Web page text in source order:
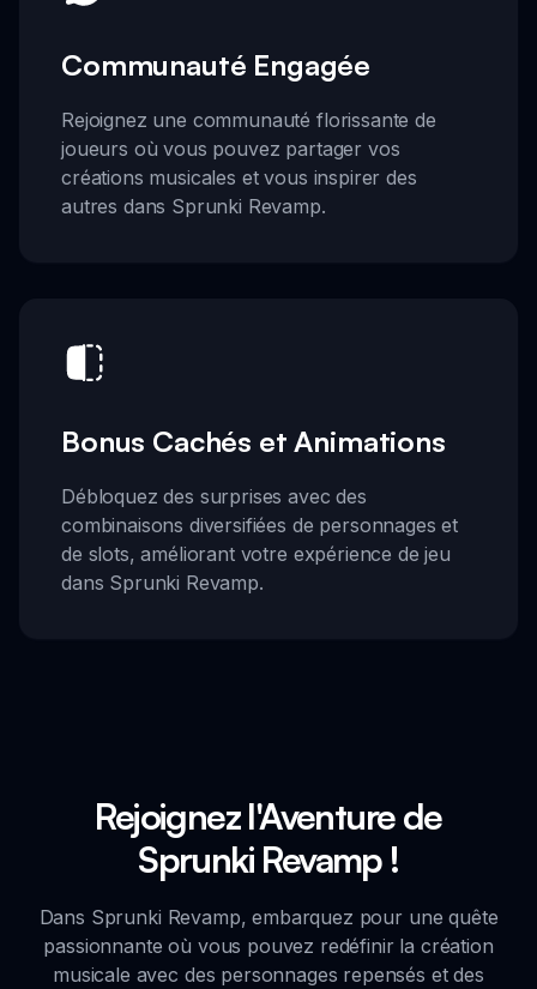
Communauté Engagée
Rejoignez une communauté florissante de
joueurs où vous pouvez partager vos
créations musicales et vous inspirer des
autres dans Sprunki Revamp.
Bonus Cachés et Animations
Débloquez des surprises avec des
combinaisons diversifiées de personnages et
de slots, améliorant votre expérience de jeu
dans Sprunki Revamp.
Rejoignez l'Aventure de
Sprunki Revamp !
Dans Sprunki Revamp, embarquez pour une quête
passionnante où vous pouvez redéfinir la création
musicale avec des personnages repensés et des